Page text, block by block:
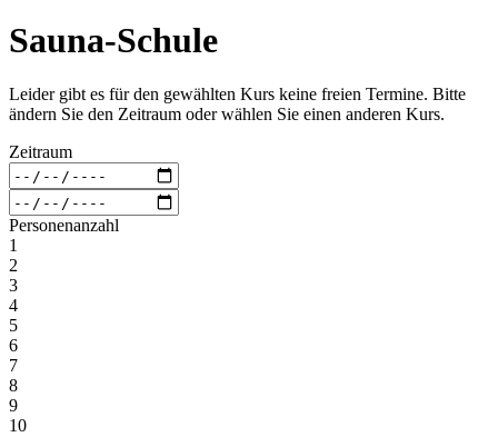
Sauna-Schule
Leider gibt es für den gewählten Kurs keine freien Termine. Bitte
ändern Sie den Zeitraum oder wählen Sie einen anderen Kurs.
Zeitraum
Personenanzahl
1
2
3
4
5
6
7
8
9
10